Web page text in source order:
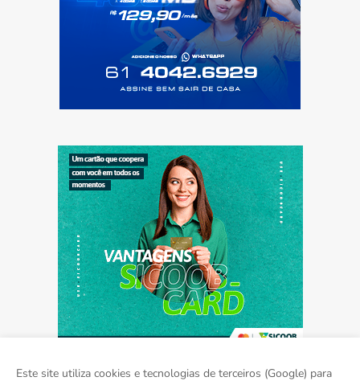
Este site utiliza cookies e tecnologias de terceiros (Google) para